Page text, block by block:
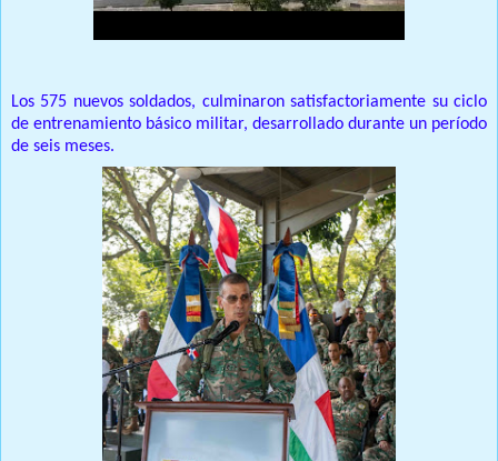
Los 575 nuevos soldados, culminaron satisfactoriamente su ciclo
de entrenamiento básico militar, desarrollado durante un período
de seis meses.